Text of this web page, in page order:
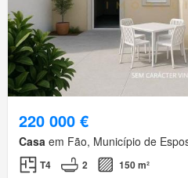
220 000 €
Casa em Fão, Município de
T4 2
150 m²